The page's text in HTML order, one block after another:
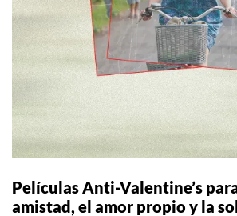
Películas Anti-Valentine’s
amistad, el amor propio y la